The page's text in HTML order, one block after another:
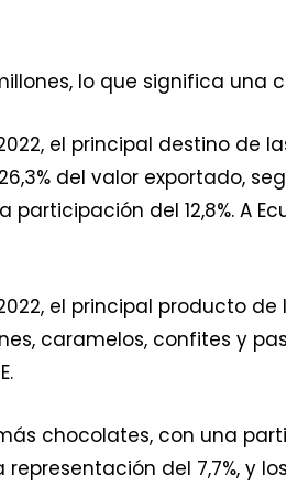
lo que significa una
el principal destino de
del valor exportado,
participación del 12,8%. A
el principal producto
caramelos, confites y
chocolates, con una
del 7,7%, y